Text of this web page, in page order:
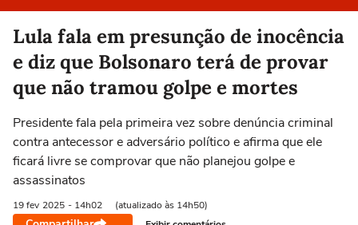
Lula fala em presunção de inocência
e diz que Bolsonaro terá de provar
que não tramou golpe e mortes
Presidente fala pela primeira vez sobre denúncia criminal
contra antecessor e adversário político e afirma que ele
ficará livre se comprovar que não planejou golpe e
assassinatos
19 fev 2025 - 14h02 (atualizado às 14h50)